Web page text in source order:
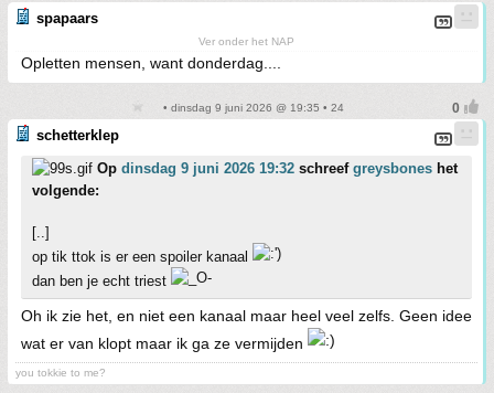
spapaars
Ver onder het NAP
Opletten mensen, want donderdag....
• dinsdag 9 juni 2026 @ 19:35 • 24
schetterklep
Op dinsdag 9 juni 2026 19:32 schreef greysbones het
volgende:
[..]
op tik ttok is er een spoiler kanaal
dan ben je echt triest
Oh ik zie het, en niet een kanaal maar heel veel zelfs. Geen idee
wat er van klopt maar ik ga ze vermijden
you tokkie to me?